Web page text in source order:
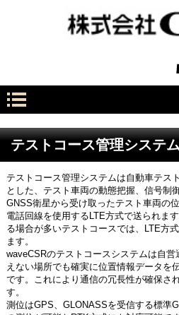
テストコース管理システム
テストコース管理システムは自動車テス
とした、テスト車両の動態把握、信号制
GNSS衛星から受け取ったテスト車両の
電話回線を使用するLTE方式で送られま
る場合が多いテストコースでは、LTE方
ます。
waveCSRのテストコースシステムは自
えない場所でも確実に位置情報データを
です。これにより通信の冗長性が確保さ
す。
測位はGPS、GLONASSを受信する標準